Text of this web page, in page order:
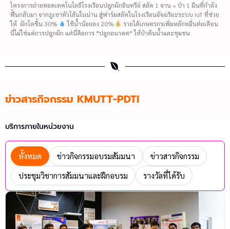
โครงการถ่ายทอดเทคโนโลยีโรงเรือนปลูกผักอินทรีย์ สลัด 1 จาน = ป่า 1 ผืนที่กำลัง
ฟื้นกลับมา จากภูเขาหัวโล้นในน่าน สู่ฟาร์มสลัดในโรงเรือนอัจฉริยะระบบ IoT ที่ช่วย
ให้ ผักโตขึ้น 30%
ใช้น้ำน้อยลง 20%
รายได้เกษตรกรเพิ่มหลักหมื่นต่อเดือน
นี่ไม่ใช่แค่การปลูกผัก แต่นี่คือการ “ปลูกอนาคต” ให้ป่าต้นน้ำและชุมชน
ข่าวสารกิจกรรม KMUTT-PDTI
บริการภายในหน่วยงาน
ทั้งหมด ข่าวกิจกรรมอบรมสัมมนา
ข่าวสารกิจกรรม
ประชุมวิชาการสัมมนาและฝึกอบรม
รางวัลที่ได้รับ